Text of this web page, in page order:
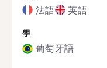
法語 英語
學
葡萄牙語